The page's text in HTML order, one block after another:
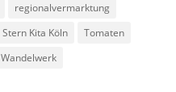
regionalvermarktung
Stern Kita Köln
Tomaten
Wandelwerk